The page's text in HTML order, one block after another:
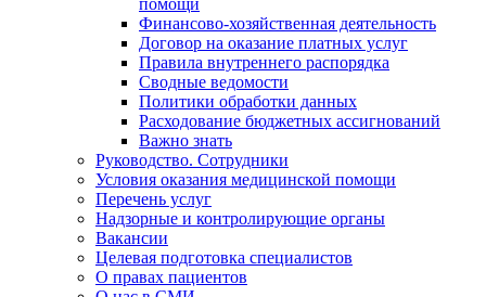
помощи
Финансово-хозяйственная деятельность
Договор на оказание платных услуг
Правила внутреннего распорядка
Сводные ведомости
Политики обработки данных
Расходование бюджетных ассигнований
Важно знать
Руководство. Сотрудники
Условия оказания медицинской помощи
Перечень услуг
Надзорные и контролирующие органы
Вакансии
Целевая подготовка специалистов
О правах пациентов